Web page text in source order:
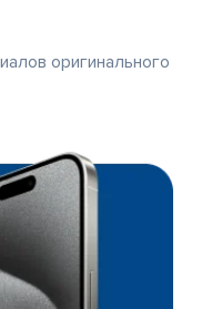
оригинального